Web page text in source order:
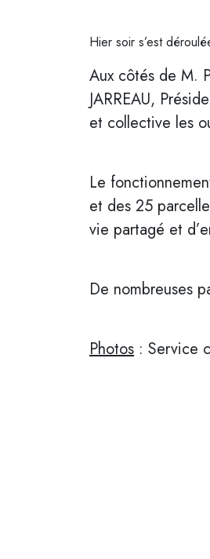
Hier soir s’est
Aux côtés de M.
JARREAU,
et collective les
Le
et des 25
vie partagé et
De nombreuses
Photos : Service